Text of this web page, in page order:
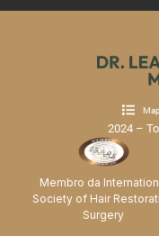
2024 –
Membro da
Society of Hair
Surgery